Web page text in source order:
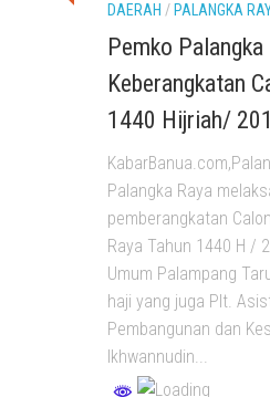
DAERAH / PALANGKA
Pemko
Keberangkatan
1440 Hijriah/
Palangka Raya
pemberangkatan
Raya Tahun 1440 H /
Umum Palampang
haji yang juga Plt.
Pembangunan dan
Ikhwannudin...